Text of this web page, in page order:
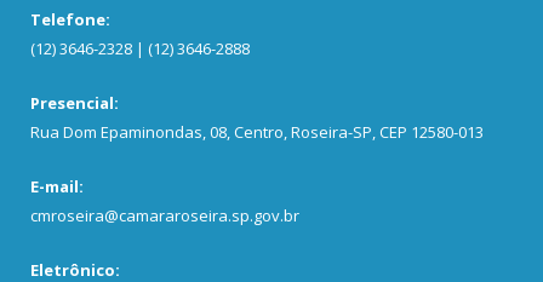
Telefone:
(12) 3646-2328 | (12) 3646-2888
Presencial:
Rua Dom Epaminondas, 08, Centro, Roseira-SP, CEP 12580-013
E-mail:
cmroseira@camararoseira.sp.gov.br
Eletrônico: